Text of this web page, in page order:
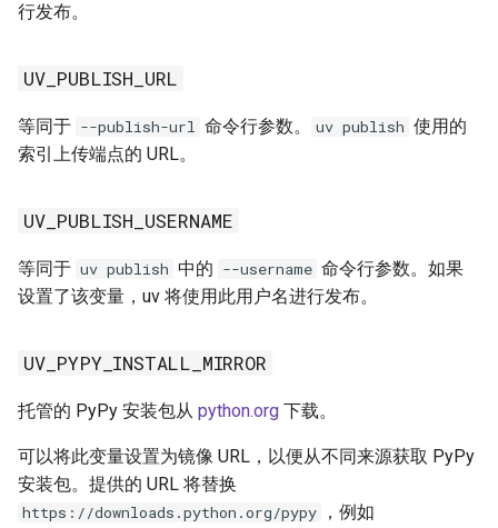
行发布。
UV_PUBLISH_URL
等同于 --publish-url 命令行参数。 uv publish 使用的
索引上传端点的 URL。
UV_PUBLISH_USERNAME
等同于 uv publish 中的 --username 命令行参数。如果
设置了该变量，uv 将使用此用户名进行发布。
UV_PYPY_INSTALL_MIRROR
托管的 PyPy 安装包从 python.org 下载。
可以将此变量设置为镜像 URL，以便从不同来源获取 PyPy
安装包。提供的 URL 将替换
https://downloads.python.org/pypy ，例如